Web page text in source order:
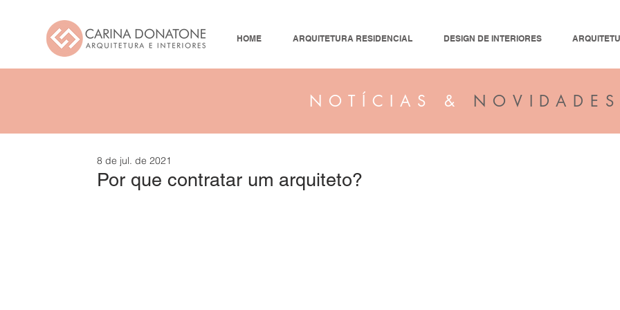
HOME ARQUITETURA RESIDENCIAL DESIGN DE INTERIORES
NOTÍCIAS & NOVIDADES
Por que contratar um arquiteto?
8 de jul. de 2021